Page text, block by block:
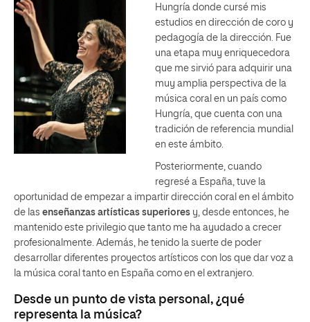
Hungría donde cursé mis
estudios en dirección de coro y
pedagogía de la dirección. Fue
una etapa muy enriquecedora
que me sirvió para adquirir una
muy amplia perspectiva de la
música coral en un país como
Hungría, que cuenta con una
tradición de referencia mundial
en este ámbito.
Posteriormente, cuando
regresé a España, tuve la
oportunidad de empezar a impartir dirección coral en el ámbito
de las enseñanzas artísticas superiores y, desde entonces, he
mantenido este privilegio que tanto me ha ayudado a crecer
profesionalmente. Además, he tenido la suerte de poder
desarrollar diferentes proyectos artísticos con los que dar voz a
la música coral tanto en España como en el extranjero.
Desde un punto de vista personal, ¿qué
representa la música?